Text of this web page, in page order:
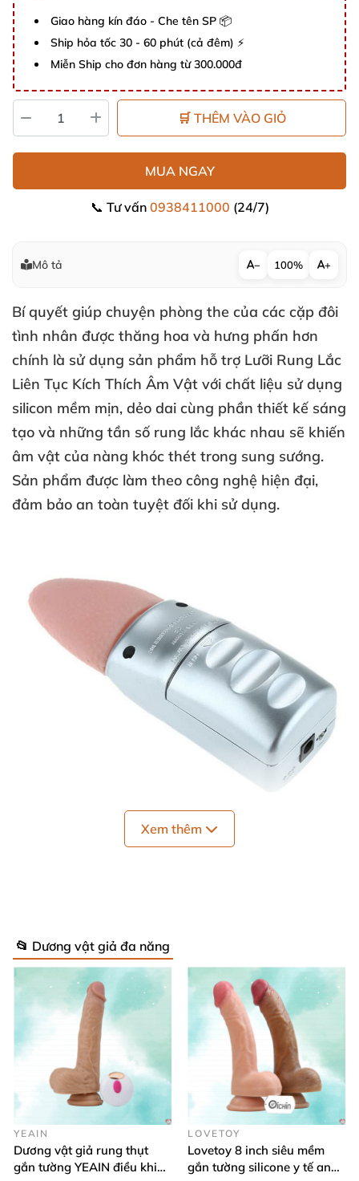
Giao hàng kín đáo - Che tên SP 📦
Ship hỏa tốc 30 - 60 phút (cả đêm) ⚡
Miễn Ship cho đơn hàng từ 300.000đ
🛒 THÊM VÀO GIỎ
MUA NGAY
📞 Tư vấn 0938411000 (24/7)
Mô tả − 100% +
Bí quyết giúp chuyện phòng the của các cặp đôi
tình nhân được thăng hoa và hưng phấn hơn
chính là sử dụng sản phẩm hỗ trợ Lưỡi Rung Lắc
Liên Tục Kích Thích Âm Vật với chất liệu sử dụng
silicon mềm mịn, dẻo dai cùng phần thiết kế sáng
tạo và những tần số rung lắc khác nhau sẽ khiến
âm vật của nàng khóc thét trong sung sướng.
Sản phẩm được làm theo công nghệ hiện đại,
đảm bảo an toàn tuyệt đối khi sử dụng.
Lưỡi Rung Lắc Liên Tục Kích Thích Âm Vật SHP613 08
và chú ý. Một trong các vấn đề
ý
và tìm hiểu hiện nay đó chính là tình dục
Website
sẽ giúp bạn hiểu sâu vấn đề này.
Xem thêm
📂 Dương vật giả đa năng
YEAIN
Dương vật giả rung thụt
gắn tường YEAIN điều khiển
LOVETOY
Lovetoy 8 inch siêu mềm
gắn tường silicone y tế an